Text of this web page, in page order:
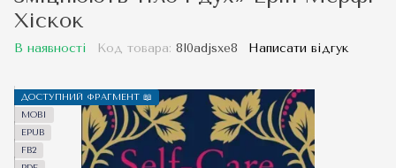
Хіскок
В наявності Код товара: 8l0adjsxe8 Написати відгук
ДОСТУПНИЙ ФРАГМЕНТ 📖
MOBI
EPUB
FB2